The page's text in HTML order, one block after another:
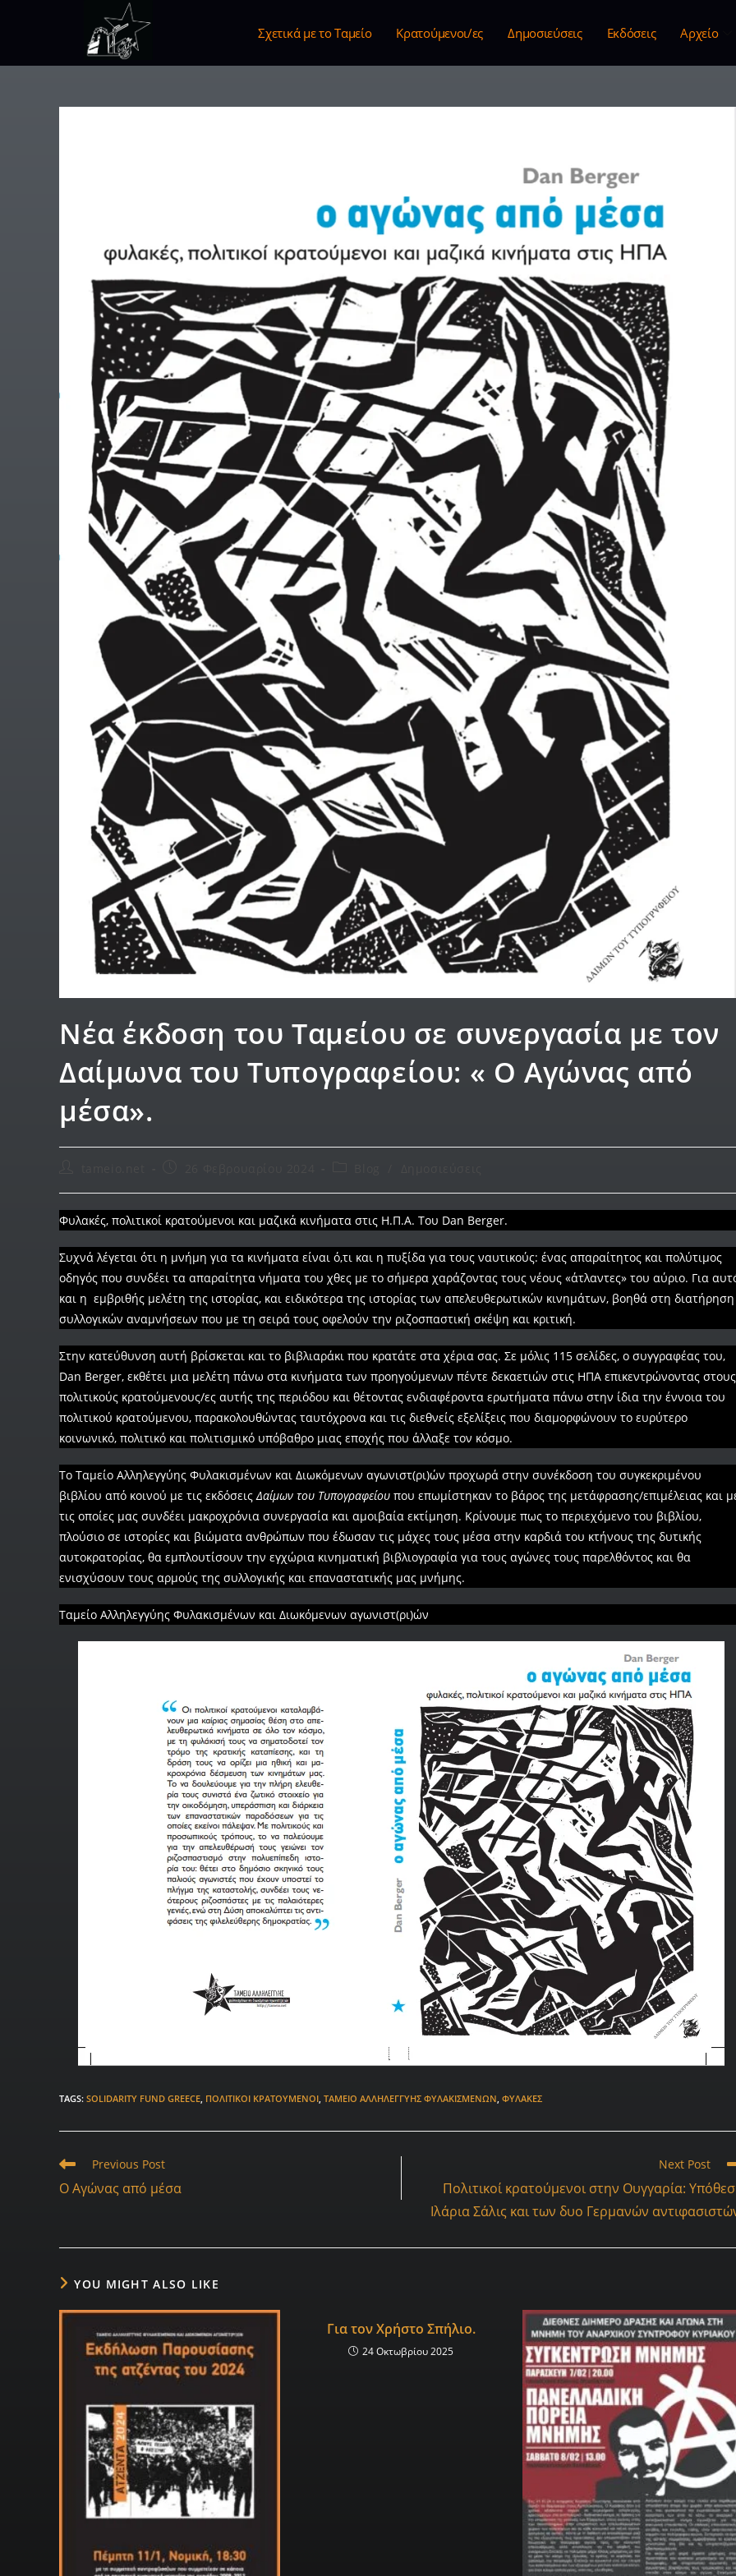
Σχετικά με το Ταμείο Κρατούμενοι/ες Δημοσιεύσεις Εκδόσεις Αρχείο
Νέα έκδοση του Ταμείου σε συνεργασία με τον
Δαίμωνα του Τυπογραφείου: « Ο Αγώνας από
μέσα».
Φυλακές, πολιτικοί κρατούμενοι και μαζικά κινήματα στις Η.Π.Α. Του Dan Berger.
Συχνά λέγεται ότι η μνήμη για τα κινήματα είναι ό,τι και η πυξίδα για τους ναυτικούς: ένας απαραίτητος και πολύτιμος
οδηγός που συνδέει τα απαραίτητα νήματα του χθες με το σήμερα χαράζοντας τους νέους «άτλαντες» του αύριο. Για
και η εμβριθής μελέτη της ιστορίας, και ειδικότερα της ιστορίας των απελευθερωτικών κινημάτων, βοηθά στη διατήρηση
συλλογικών αναμνήσεων που με τη σειρά τους οφελούν την ριζοσπαστική σκέψη και κριτική.
Στην κατεύθυνση αυτή βρίσκεται και το βιβλιαράκι που κρατάτε στα χέρια σας. Σε μόλις 115 σελίδες, ο συγγραφέας του,
Dan Berger, εκθέτει μια μελέτη πάνω στα κινήματα των προηγούμενων πέντε δεκαετιών στις ΗΠΑ επικεντρώνοντας στους
πολιτικούς κρατούμενους/ες αυτής της περιόδου και θέτοντας ενδιαφέροντα ερωτήματα πάνω στην ίδια την έννοια του
πολιτικού κρατούμενου, παρακολουθώντας ταυτόχρονα και τις διεθνείς εξελίξεις που διαμορφώνουν το ευρύτερο
κοινωνικό, πολιτικό και πολιτισμικό υπόβαθρο μιας εποχής που άλλαξε τον κόσμο.
Το Ταμείο Αλληλεγγύης Φυλακισμένων και Διωκόμενων αγωνιστ(ρι)ών προχωρά στην συνέκδοση του συγκεκριμένου
βιβλίου από κοινού με τις εκδόσειςΔαίμων του Τυπογραφείου που επωμίστηκαν το βάρος της μετάφρασης/επιμέλειας και
τις οποίες μας συνδέει μακροχρόνια συνεργασία και αμοιβαία εκτίμηση. Κρίνουμε πως το περιεχόμενο του βιβλίου,
πλούσιο σε ιστορίες και βιώματα ανθρώπων που έδωσαν τις μάχες τους μέσα στην καρδιά του κτήνους της δυτικής
αυτοκρατορίας, θα εμπλουτίσουν την εγχώρια κινηματική βιβλιογραφία για τους αγώνες τους παρελθόντος και θα
ενισχύσουν τους αρμούς της συλλογικής και επαναστατικής μας μνήμης.
Ταμείο Αλληλεγγύης Φυλακισμένων και Διωκόμενων αγωνιστ(ρι)ών
TAGS: SOLIDARITY FUND GREECE, ΠΟΛΙΤΙΚΟΊ ΚΡΑΤΟΎΜΕΝΟΙ, ΤΑΜΕΊΟ ΑΛΛΗΛΕΓΓΎΗΣ ΦΥΛΑΚΙΣΜΈΝΩΝ, ΦΥΛΑΚΈΣ
Previous Post
Ο Αγώνας από μέσα
Next Post
Πολιτικοί κρατούμενοι στην Ουγγαρία:
Ιλάρια Σάλις και των δυο Γερμανών
YOU MIGHT ALSO LIKE
Για τον Χρήστο Σπήλιο.
24 Οκτωβρίου 2025